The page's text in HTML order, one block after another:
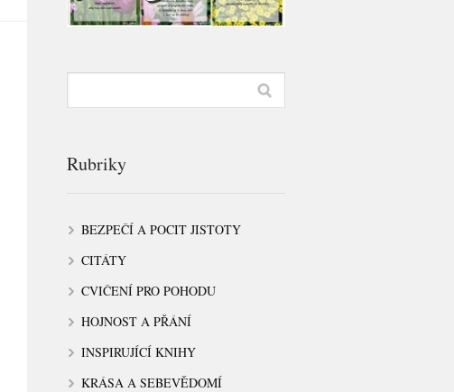
Rubriky
BEZPEČÍ A POCIT JISTOTY
CITÁTY
CVIČENÍ PRO POHODU
HOJNOST A PŘÁNÍ
INSPIRUJÍCÍ KNIHY
KRÁSA A SEBEVĚDOMÍ